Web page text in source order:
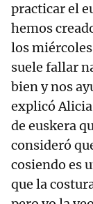
practicar el
hemos
los
suele fallar
bien y nos
explicó
de euskera
consideró
cosiendo es
que la